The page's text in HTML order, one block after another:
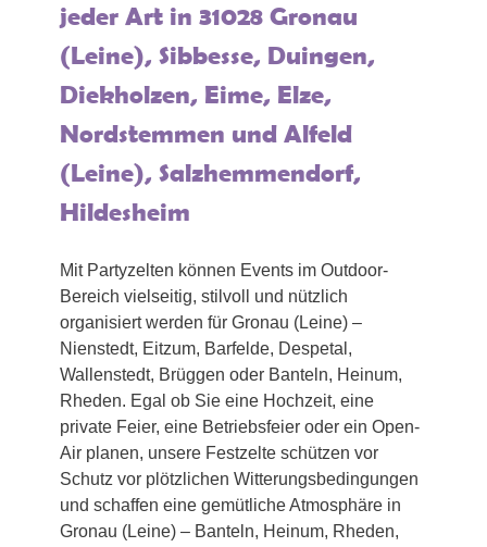
jeder Art in 31028 Gronau
(Leine), Sibbesse, Duingen,
Diekholzen, Eime, Elze,
Nordstemmen und Alfeld
(Leine), Salzhemmendorf,
Hildesheim
Mit Partyzelten können Events im Outdoor-
Bereich vielseitig, stilvoll und nützlich
organisiert werden für Gronau (Leine) –
Nienstedt, Eitzum, Barfelde, Despetal,
Wallenstedt, Brüggen oder Banteln, Heinum,
Rheden. Egal ob Sie eine Hochzeit, eine
private Feier, eine Betriebsfeier oder ein Open-
Air planen, unsere Festzelte schützen vor
Schutz vor plötzlichen Witterungsbedingungen
und schaffen eine gemütliche Atmosphäre in
Gronau (Leine) – Banteln, Heinum, Rheden,